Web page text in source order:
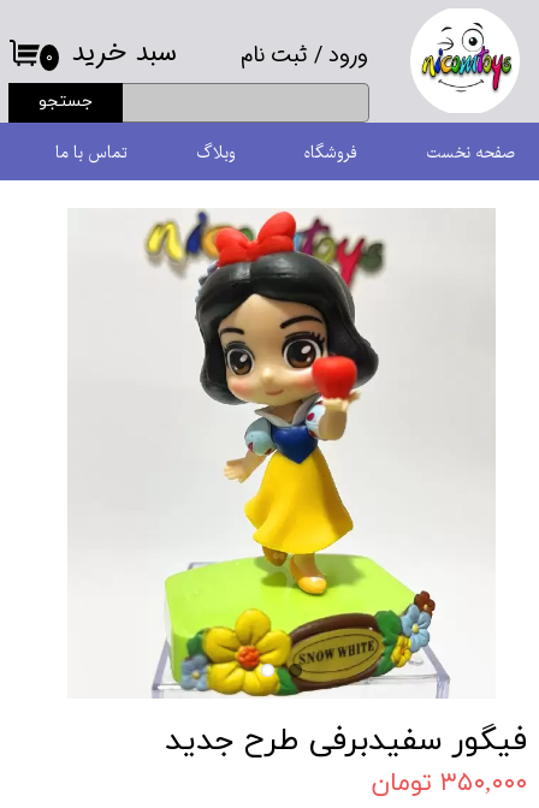
ورود/ ثبت نام
حساب کاربری من
تغییر گذر واژه
سفارشات
خروج از حساب کاربری
جستجو
۰ سبد خرید
صفحه نخست فروشگاه وبلاگ تماس با ما
فیگور سفیدبرفی طرح جدید
۳۵۰,۰۰۰ تومان